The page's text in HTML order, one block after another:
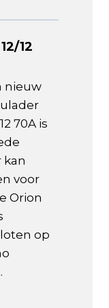
12
nieuw
70A is
kan
voor
Orion
op